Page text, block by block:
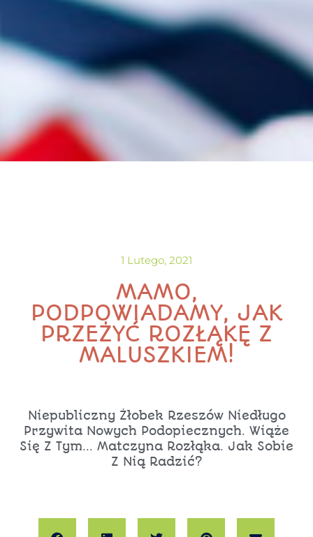
1 Lutego, 2021
MAMO,
PODPOWIADAMY, JAK
PRZEŻYĆ ROZŁĄKĘ Z
MALUSZKIEM!
Niepubliczny Żłobek Rzeszów Niedługo
Przywita Nowych Podopiecznych. Wiąże
Się Z Tym... Matczyna Rozłąka. Jak Sobie
Z Nią Radzić?